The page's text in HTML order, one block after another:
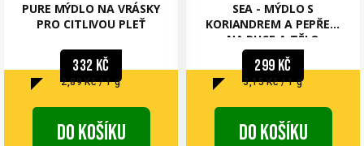
PURE MÝDLO NA VRÁSKY
PRO CITLIVOU PLEŤ
332 Kč
Měrná
2,89 Kč / 1 g
Do košíku
SEA - MÝDLO S
KORIANDREM A PEPŘEM
NA RUCE A TĚLO
299 Kč
Měrná
3,15 Kč / 1 g
Do košíku